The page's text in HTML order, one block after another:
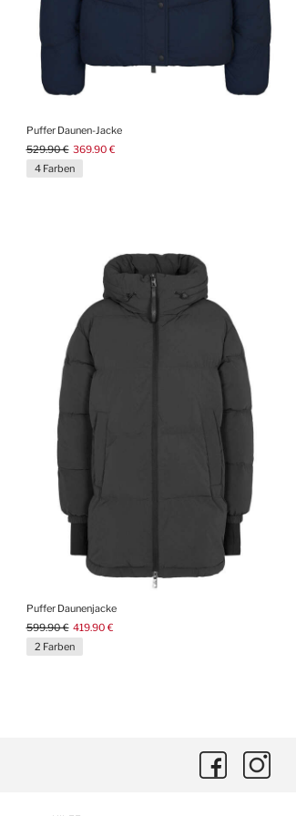
Puffer Daunen-Jacke
529.90 € 369.90 €
4 Farben
Puffer Daunenjacke
599.90 € 419.90 €
2 Farben